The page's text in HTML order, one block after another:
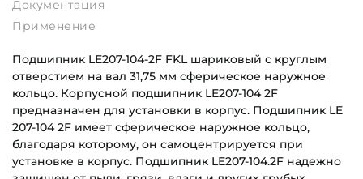
Применение
Документация
Подшипник LE207-104-2F FKL шариковый с круглым
отверстием на вал 31,75 мм сферическое наружное
кольцо. Корпусной подшипник LE207-104 2F
предназначен для установки в корпус. Подшипник LE
207-104 2F имеет сферическое наружное кольцо,
благодаря которому, он самоцентрируется при
установке в корпус. Подшипник LE207-104.2F надежно